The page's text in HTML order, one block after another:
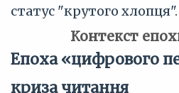
статус "крутого хлопця".
Контекст
Епоха «цифрового
криза читання